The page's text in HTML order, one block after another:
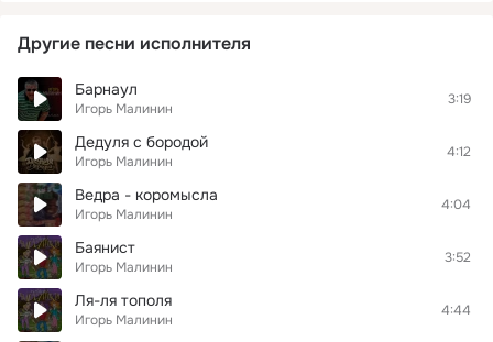
Другие песни исполнителя
Барнаул
Игорь Малинин
3:19
Дедуля с бородой
Игорь Малинин
4:12
Ведра - коромысла
Игорь Малинин
4:04
Баянист
Игорь Малинин
3:52
Ля-ля тополя
Игорь Малинин
4:44